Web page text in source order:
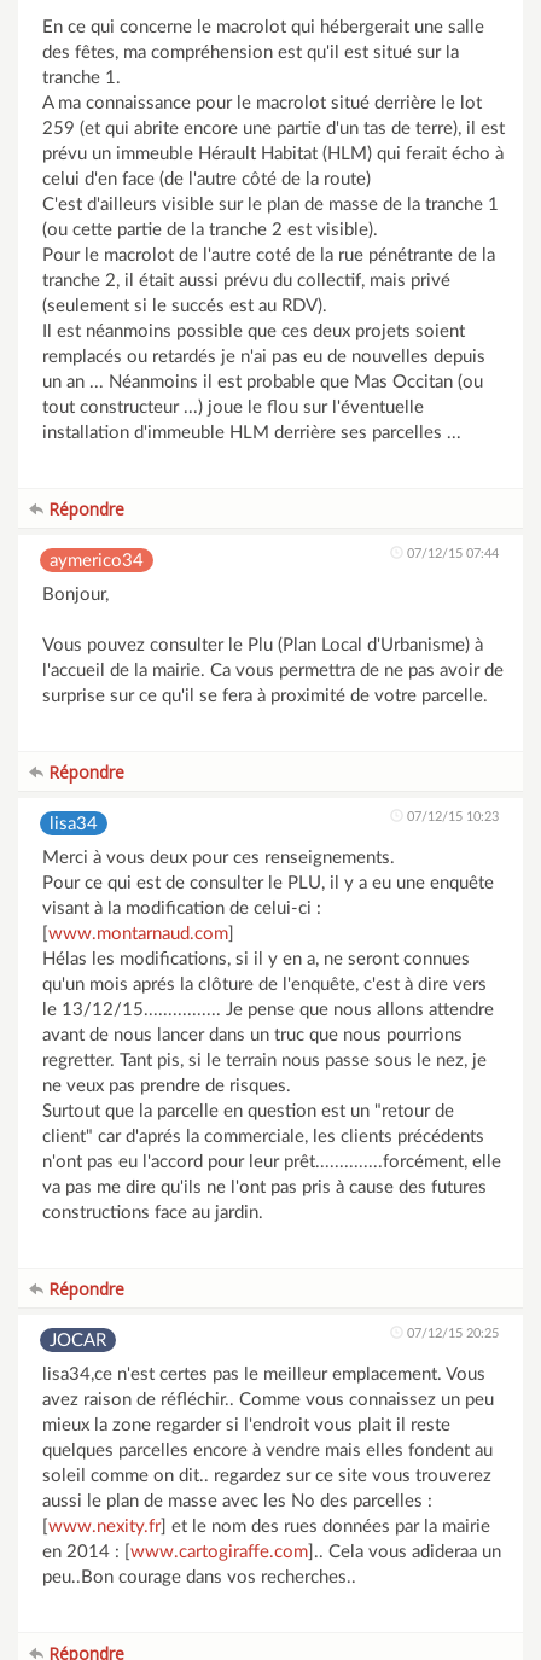
En ce qui concerne le macrolot qui hébergerait une salle
des fêtes, ma compréhension est qu'il est situé sur la
tranche 1.
A ma connaissance pour le macrolot situé derrière le lot
259 (et qui abrite encore une partie d'un tas de terre), il est
prévu un immeuble Hérault Habitat (HLM) qui ferait écho à
celui d'en face (de l'autre côté de la route)
C'est d'ailleurs visible sur le plan de masse de la tranche 1
(ou cette partie de la tranche 2 est visible).
Pour le macrolot de l'autre coté de la rue pénétrante de la
tranche 2, il était aussi prévu du collectif, mais privé
(seulement si le succés est au RDV).
Il est néanmoins possible que ces deux projets soient
remplacés ou retardés je n'ai pas eu de nouvelles depuis
un an ... Néanmoins il est probable que Mas Occitan (ou
tout constructeur ...) joue le flou sur l'éventuelle
installation d'immeuble HLM derrière ses parcelles ...
Répondre
aymerico34 07/12/15 07:44
Bonjour,
Vous pouvez consulter le Plu (Plan Local d'Urbanisme) à
l'accueil de la mairie. Ca vous permettra de ne pas avoir de
surprise sur ce qu'il se fera à proximité de votre parcelle.
Répondre
lisa34 07/12/15 10:23
Merci à vous deux pour ces renseignements.
Pour ce qui est de consulter le PLU, il y a eu une enquête
visant à la modification de celui-ci :
www.montarnaud.com
Hélas les modifications, si il y en a, ne seront connues
qu'un mois aprés la clôture de l'enquête, c'est à dire vers
le 13/12/15................ Je pense que nous allons attendre
avant de nous lancer dans un truc que nous pourrions
regretter. Tant pis, si le terrain nous passe sous le nez, je
ne veux pas prendre de risques.
Surtout que la parcelle en question est un "retour de
client" car d'aprés la commerciale, les clients précédents
n'ont pas eu l'accord pour leur prêt..............forcément, elle
va pas me dire qu'ils ne l'ont pas pris à cause des futures
constructions face au jardin.
Répondre
JOCAR 07/12/15 20:25
lisa34,ce n'est certes pas le meilleur emplacement. Vous
avez raison de réfléchir.. Comme vous connaissez un peu
mieux la zone regarder si l'endroit vous plait il reste
quelques parcelles encore à vendre mais elles fondent au
soleil comme on dit.. regardez sur ce site vous trouverez
aussi le plan de masse avec les No des parcelles :
www.nexity.fr] et le nom des rues données par la mairie
en 2014 : [ www.cartogiraffe.com ].. Cela vous adideraa un
peu..Bon courage dans vos recherches..
Répondre